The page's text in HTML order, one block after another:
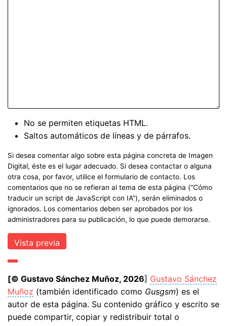
No se permiten etiquetas HTML.
Saltos automáticos de líneas y de párrafos.
Si desea comentar algo sobre esta página concreta de Imagen
Digital, éste es el lugar adecuado. Si desea contactar o alguna
otra cosa, por favor, utilice el formulario de contacto. Los
comentarios que no se refieran al tema de esta página (“Cómo
traducir un script de JavaScript con IA”), serán eliminados o
ignorados. Los comentarios deben ser aprobados por los
administradores para su publicación, lo que puede demorarse.
[© Gustavo Sánchez Muñoz, 2026] Gustavo Sánchez
Muñoz (también identificado como Gusgsm) es el
autor de esta página. Su contenido gráfico y escrito se
puede compartir, copiar y redistribuir total o